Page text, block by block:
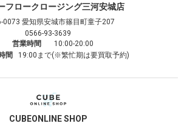
フロークロージング三河安城店
0073 愛知県安城市篠目町童子207
0566-93-3639
営業時間
10:00-20:00
間
19:00まで(※繁忙期は要買取予約)
CUBEONLINE SHOP